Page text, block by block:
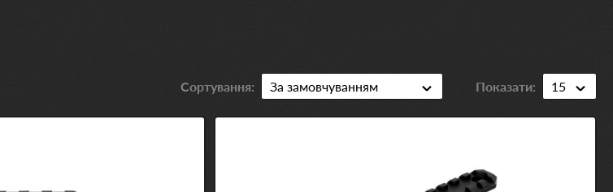
Сортування: Показати: